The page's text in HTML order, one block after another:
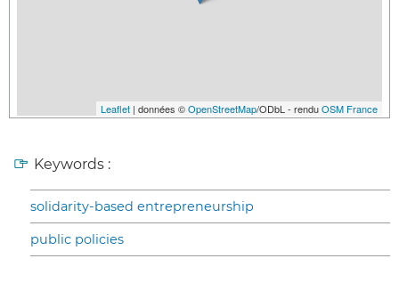
Leaflet | données ©OpenStreetMap/ODbL - renduOSM France
Keywords :
solidarity-based entrepreneurship
public policies